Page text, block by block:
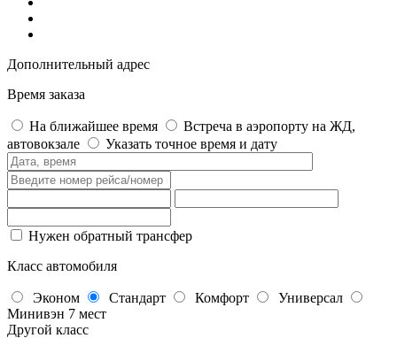
Дополнительный адрес
Время заказа
На ближайшее время
Встреча в аэропорту на ЖД,
автовокзале
Указать точное время и дату
Нужен обратный трансфер
Класс автомобиля
Эконом Стандарт Комфорт
Универсал
Минивэн 7 мест
Другой класс